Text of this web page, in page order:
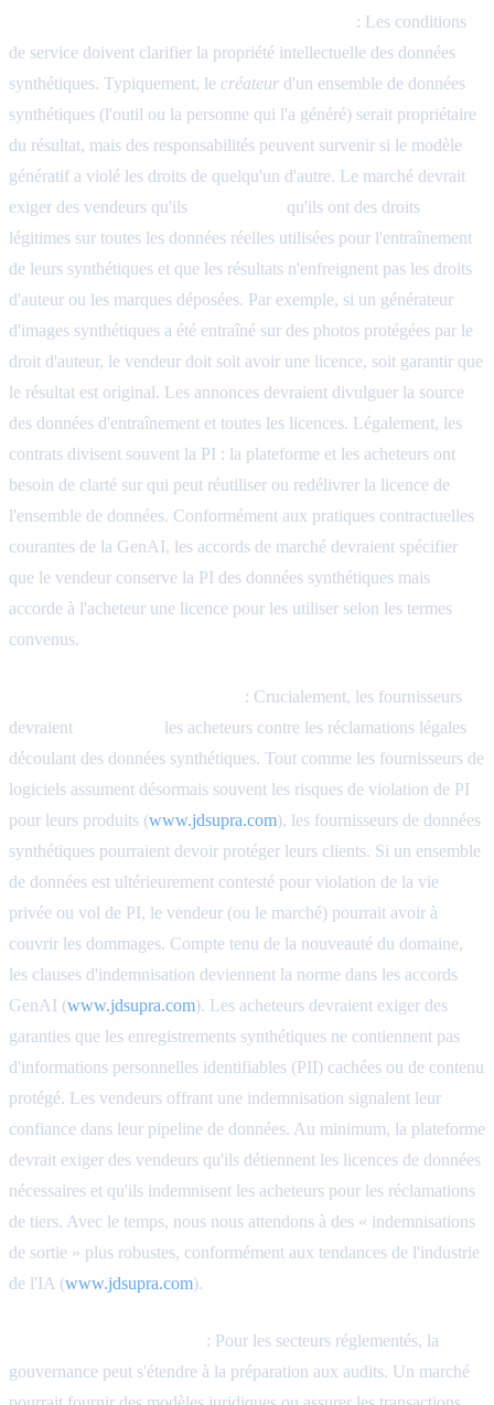
: Les conditions
de service doivent clarifier la propriété intellectuelle des données
synthétiques. Typiquement, le créateur d'un ensemble de données
synthétiques (l'outil ou la personne qui l'a généré) serait propriétaire
du résultat, mais des responsabilités peuvent survenir si le modèle
génératif a violé les droits de quelqu'un d'autre. Le marché devrait
exiger des vendeurs qu'ils
qu'ils ont des droits
légitimes sur toutes les données réelles utilisées pour l'entraînement
de leurs synthétiques et que les résultats n'enfreignent pas les droits
d'auteur ou les marques déposées. Par exemple, si un générateur
d'images synthétiques a été entraîné sur des photos protégées par le
droit d'auteur, le vendeur doit soit avoir une licence, soit garantir que
le résultat est original. Les annonces devraient divulguer la source
des données d'entraînement et toutes les licences. Légalement, les
contrats divisent souvent la PI : la plateforme et les acheteurs ont
besoin de clarté sur qui peut réutiliser ou redélivrer la licence de
l'ensemble de données. Conformément aux pratiques contractuelles
courantes de la GenAI, les accords de marché devraient spécifier
que le vendeur conserve la PI des données synthétiques mais
accorde à l'acheteur une licence pour les utiliser selon les termes
convenus.
: Crucialement, les fournisseurs
devraient
les acheteurs contre les réclamations légales
découlant des données synthétiques. Tout comme les fournisseurs de
logiciels assument désormais souvent les risques de violation de PI
pour leurs produits (www.jdsupra.com), les fournisseurs de données
synthétiques pourraient devoir protéger leurs clients. Si un ensemble
de données est ultérieurement contesté pour violation de la vie
privée ou vol de PI, le vendeur (ou le marché) pourrait avoir à
couvrir les dommages. Compte tenu de la nouveauté du domaine,
les clauses d'indemnisation deviennent la norme dans les accords
GenAI (www.jdsupra.com). Les acheteurs devraient exiger des
garanties que les enregistrements synthétiques ne contiennent pas
d'informations personnelles identifiables (PII) cachées ou de contenu
protégé. Les vendeurs offrant une indemnisation signalent leur
confiance dans leur pipeline de données. Au minimum, la plateforme
devrait exiger des vendeurs qu'ils détiennent les licences de données
nécessaires et qu'ils indemnisent les acheteurs pour les réclamations
de tiers. Avec le temps, nous nous attendons à des « indemnisations
de sortie » plus robustes, conformément aux tendances de l'industrie
de l'IA (www.jdsupra.com).
: Pour les secteurs réglementés, la
gouvernance peut s'étendre à la préparation aux audits. Un marché